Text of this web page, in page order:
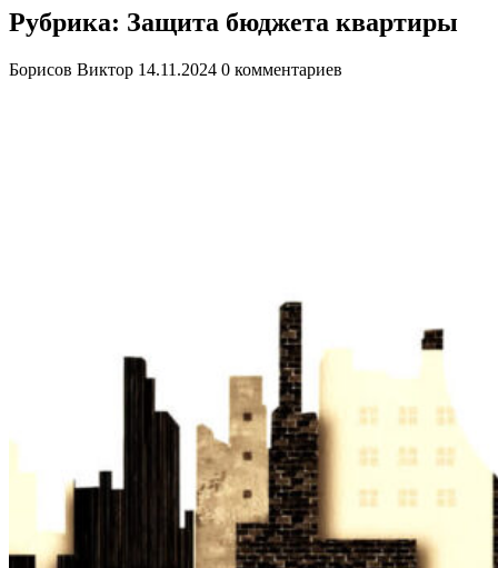
Рубрика: Защита бюджета квартиры
Борисов Виктор 14.11.2024 0 комментариев